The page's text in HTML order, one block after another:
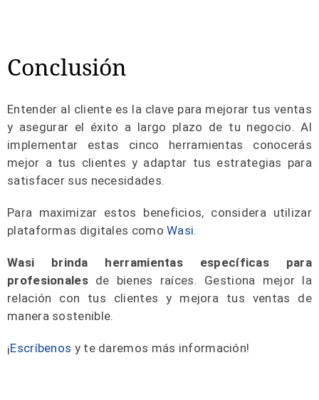
Conclusión
Entender al cliente es la clave para mejorar tus ventas
y asegurar el éxito a largo plazo de tu negocio. Al
implementar estas cinco herramientas conocerás
mejor a tus clientes y adaptar tus estrategias para
satisfacer sus necesidades.
Para maximizar estos beneficios, considera utilizar
plataformas digitales comoWasi.
Wasi brinda herramientas específicas para
profesionales de bienes raíces. Gestiona mejor la
relación con tus clientes y mejora tus ventas de
manera sostenible.
¡Escríbenos y te daremos más información!